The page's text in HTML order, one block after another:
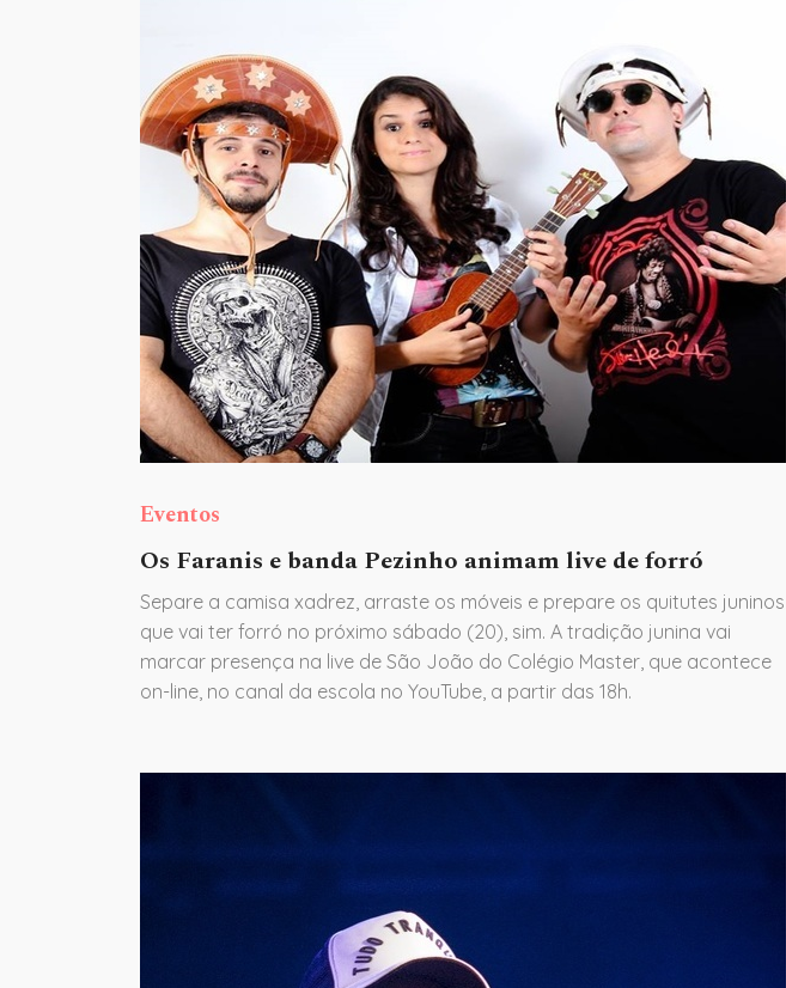
Eventos
Os Faranis e banda Pezinho animam live de forró
Separe a camisa xadrez, arraste os móveis e prepare os quitutes juninos
que vai ter forró no próximo sábado (20), sim. A tradição junina vai
marcar presença na live de São João do Colégio Master, que acontece
on-line, no canal da escola no YouTube, a partir das 18h.